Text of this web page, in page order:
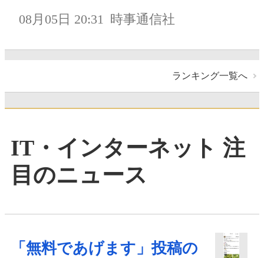
08月05日 20:31 時事通信社
ランキング一覧へ
IT・インターネット 注
目のニュース
「無料であげます」投稿の